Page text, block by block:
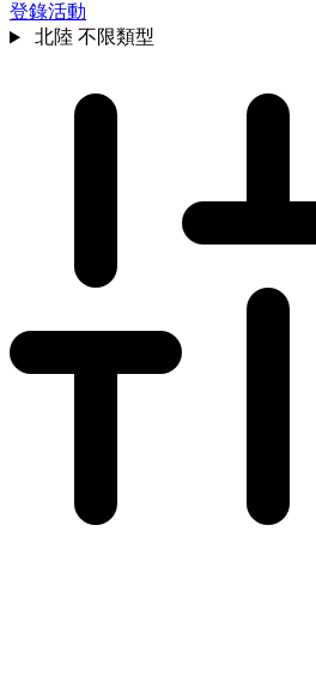
登錄活動
北陸 不限類型